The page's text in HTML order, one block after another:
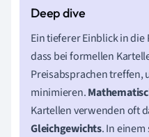
Ein tieferer Einblick in die
dass bei formellen
Preisabsprachen treffen,
minimieren.
Kartellen verwenden oft
Gleichgewichts. In